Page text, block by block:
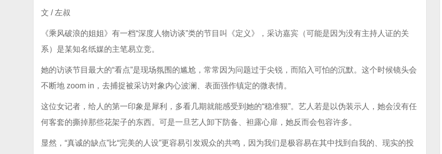
文 / 左叔
《乘风破浪的姐姐》有一档“深度人物访谈”类的节目叫《定义》，采访嘉宾（可能是因为没有主持人证的关
系）是某知名纸媒的主笔易立竞。
她的访谈节目最大的“看点”是现场氛围的尴尬，常常因为问题过于尖锐，而陷入可怕的沉默。这个时候镜头会
不断地 zoom in，去捕捉被采访对象内心波澜、表面强作镇定的微表情。
这位女记者，给人的第一印象是犀利，多看几期就能感受到她的“稳准狠”。艺人若是以伪装示人，她会没有任
何客套的撕掉那些花架子的东西。可是一旦艺人卸下防备、袒露心扉，她反而会包容许多。
显然，“真诚的缺点”比“完美的人设”更容易引发观众的共鸣，因为我们是极容易在其中找到自我的、现实的投